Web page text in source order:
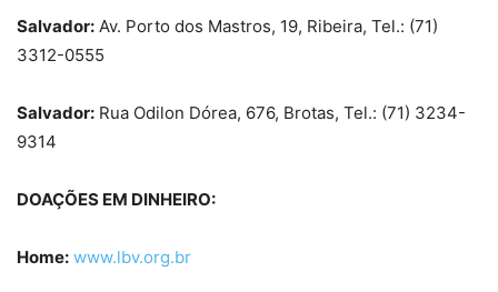
Salvador: Av. Porto dos Mastros, 19, Ribeira, Tel.: (71)
3312-0555
Salvador: Rua Odilon Dórea, 676, Brotas, Tel.: (71) 3234-
9314
DOAÇÕES EM DINHEIRO:
Home: www.lbv.org.br